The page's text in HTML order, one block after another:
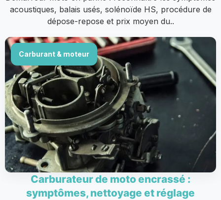
acoustiques, balais usés, solénoïde HS, procédure de
dépose-repose et prix moyen du..
Carburant & moteur
Carburateur de moto encrassé :
symptômes, nettoyage et réglage